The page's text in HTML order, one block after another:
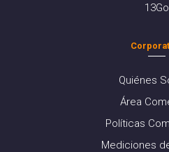
13Go
Quiénes
Área
Políticas
Mediciones